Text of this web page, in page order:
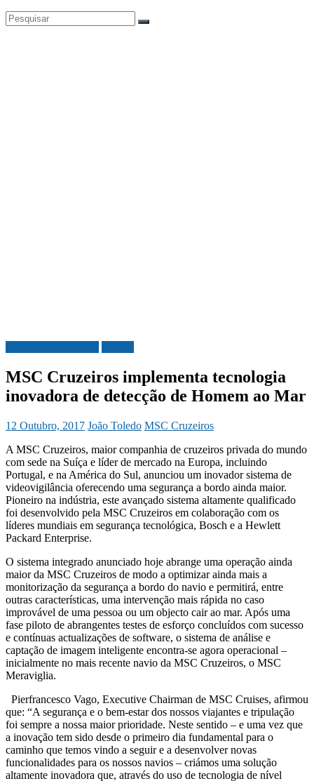
MSC Cruzeiros implementa tecnologia
inovadora de detecção de Homem ao Mar
12 Outubro, 2017 João Toledo MSC Cruzeiros
A MSC Cruzeiros, maior companhia de cruzeiros privada do mundo
com sede na Suíça e líder de mercado na Europa, incluindo
Portugal, e na América do Sul, anunciou um inovador sistema de
videovigilância oferecendo uma segurança a bordo ainda maior.
Pioneiro na indústria, este avançado sistema altamente qualificado
foi desenvolvido pela MSC Cruzeiros em colaboração com os
líderes mundiais em segurança tecnológica, Bosch e a Hewlett
Packard Enterprise.
O sistema integrado anunciado hoje abrange uma operação ainda
maior da MSC Cruzeiros de modo a optimizar ainda mais a
monitorização da segurança a bordo do navio e permitirá, entre
outras características, uma intervenção mais rápida no caso
improvável de uma pessoa ou um objecto cair ao mar. Após uma
fase piloto de abrangentes testes de esforço concluídos com sucesso
e contínuas actualizações de software, o sistema de análise e
captação de imagem inteligente encontra-se agora operacional –
inicialmente no mais recente navio da MSC Cruzeiros, o MSC
Meraviglia.
Pierfrancesco Vago, Executive Chairman de MSC Cruises, afirmou
que: “A segurança e o bem-estar dos nossos viajantes e tripulação
foi sempre a nossa maior prioridade. Neste sentido – e uma vez que
a inovação tem sido desde o primeiro dia fundamental para o
caminho que temos vindo a seguir e a desenvolver novas
funcionalidades para os nossos navios – criámos uma solução
altamente inovadora que, através do uso de tecnologia de nível